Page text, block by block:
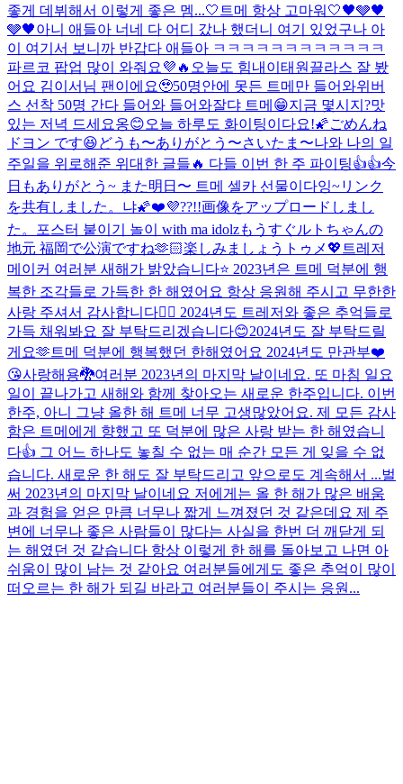
좋게 데뷔해서 이렇게 좋은 멤...🤍트메 항상 고마워🤍🖤🩶🖤
🩶🖤아니 애들아 너네 다 어디 갔나 했더니 여기 있었구나 아
이 여기서 보니까 반갑다 애들아 ㅋㅋㅋㅋㅋㅋㅋㅋㅋㅋㅋㅋ
파르코 팝업 많이 와줘요💜🔥 오늘도 힘내 이태원끌라스 잘 봤
어요 김이서님 팬이에요🥹50명안에 못든 트메만 들어와위버
스 선착 50명 간다 들어와 들어와잘댜 트메😁지금 몇시지?맛
있는 저녁 드세요옹😊오늘 하루도 화이팅이다요!🌠ごめんね
ドヨン です😆どうも〜ありがとう〜さいたま〜나와 나의 일
주일을 위로해준 위대한 글들🔥 다들 이번 한 주 파이팅👍👍今
日もありがとう~ また明日〜 트메 셀카 선물이다잉~リンク
を共有しました。 냐🌠❤️💜??!!画像をアップロードしまし
た。
포스터 붙이기 놀이 with ma idolzもうすぐルトちゃんの
地元 福岡で公演ですね🫶🏻楽しみましょうトゥメ💖 트레저
메이커 여러분 새해가 밝았습니다⭐️ 2023년은 트메 덕분에 행
복한 조각들로 가득한 한 해였어요 항상 응원해 주시고 무한한
사랑 주셔서 감사합니다🙇‍♂️ 2024년도 트레저와 좋은 추억들로
가득 채워봐요 잘 부탁드리겠습니다😊2024년도 잘 부탁드릴
게요🫶 트메 덕분에 행복했던 한해였어요 2024년도 만관부❤️
😘사랑해용🐉여러분 2023년의 마지막 날이네요. 또 마침 일요
일이 끝나가고 새해와 함께 찾아오는 새로운 한주입니다. 이번
한주, 아니 그냥 올한 해 트메 너무 고생많았어요. 제 모든 감사
함은 트메에게 향했고 또 덕분에 많은 사랑 받는 한 해였습니
다👍 그 어느 하나도 놓칠 수 없는 매 순간 모든 게 잊을 수 없
습니다. 새로운 한 해도 잘 부탁드리고 앞으로도 계속해서 ...벌
써 2023년의 마지막 날이네요 저에게는 올 한 해가 많은 배움
과 경험을 얻은 만큼 너무나 짧게 느껴졌던 것 같은데요 제 주
변에 너무나 좋은 사람들이 많다는 사실을 한번 더 깨닫게 되
는 해였던 것 같습니다 항상 이렇게 한 해를 돌아보고 나면 아
쉬움이 많이 남는 것 같아요 여러분들에게도 좋은 추억이 많이
떠오르는 한 해가 되길 바라고 여러분들이 주시는 응원...